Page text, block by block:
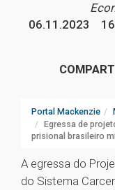
06.11.2023
Portal Mackenzie
Egressa de
prisional brasileiro
A egressa do
do Sistema